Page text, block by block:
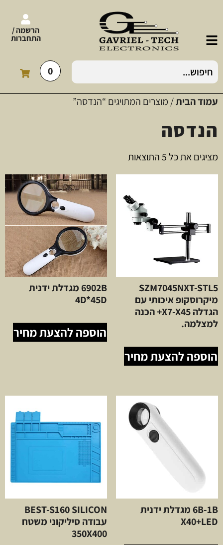
הרשמה /
התחברות
0
עמוד הבית/ מוצרים המתויגים “הנדסה”
הנדסה
מציגים את כל ⁦5⁩ התוצאות
SZM7045NXT-STL5
מיקרוסקופ איכותי עם
הגדלה X7-X45+ הכנה
למצלמה.
הוספה להצעת מחיר
6902B מגדלת ידנית
4D*45D
הוספה להצעת מחיר
6B-1B מגדלת ידנית
X40+LED
BEST-S160 SILICON
עבודה סיליקוני משטח
350X400